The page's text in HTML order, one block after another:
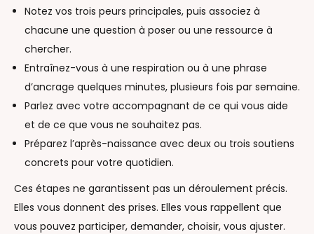
Notez vos trois peurs principales, puis associez à
chacune une question à poser ou une ressource à
chercher.
Entraînez-vous à une respiration ou à une phrase
d’ancrage quelques minutes, plusieurs fois par semaine.
Parlez avec votre accompagnant de ce qui vous aide
et de ce que vous ne souhaitez pas.
Préparez l’après-naissance avec deux ou trois soutiens
concrets pour votre quotidien.
Ces étapes ne garantissent pas un déroulement précis.
Elles vous donnent des prises. Elles vous rappellent que
vous pouvez participer, demander, choisir, vous ajuster.